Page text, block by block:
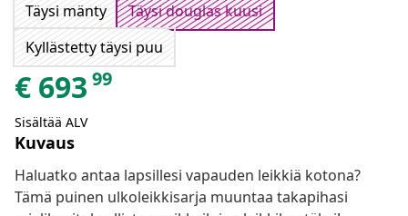
Täysi mänty
Täysi douglas kuusi
Kyllästetty täysi puu
€ 693 99
Sisältää ALV
Kuvaus
Haluatko antaa lapsillesi vapauden leikkiä kotona?
Tämä puinen ulkoleikkisarja muuntaa takapihasi